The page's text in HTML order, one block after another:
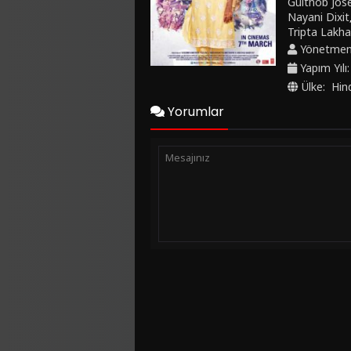
yapan
onunla
fırsatını
Nayani Dixit,
Tripta
Yapım Yılı:
Ülke:
Yorumlar